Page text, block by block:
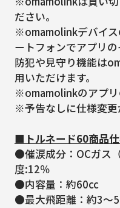
ださい。
※omamolinkデバイス
ートフォンでアプリの
防犯や見守り機能は
用いただけます。
※omamolinkのアプリ
※予告なしに仕様変更
■トルネード60商品仕
●催涙成分：OCガス
度:12％
●内容量：約60cc
●最大飛距離：約3～